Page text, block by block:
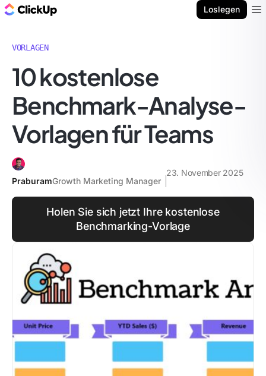
Loslegen
VORLAGEN
10 kostenlose
Benchmark-Analyse-
Vorlagen für Teams
PraburamGrowth Marketing Manager
23. November 2025
Holen Sie sich jetzt Ihre kostenlose
Benchmarking-Vorlage